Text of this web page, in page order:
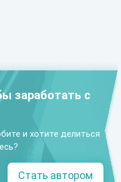
заработать с
и хотите делиться
Стать автором